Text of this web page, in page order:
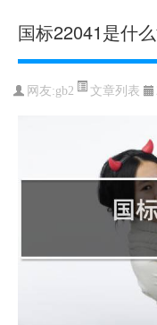
国标22041是什
网友:gb2 文章列表